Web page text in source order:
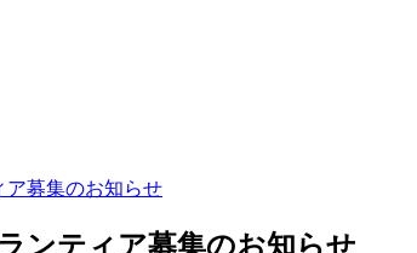
ア募集のお知らせ
ンティア募集のお知らせ